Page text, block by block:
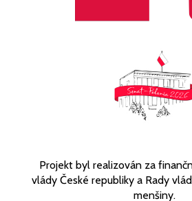
Projekt byl realizován za
vlády České republiky a Rady
menšiny.